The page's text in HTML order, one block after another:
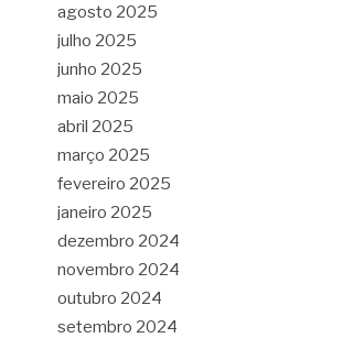
agosto 2025
julho 2025
junho 2025
maio 2025
abril 2025
março 2025
fevereiro 2025
janeiro 2025
dezembro 2024
novembro 2024
outubro 2024
setembro 2024